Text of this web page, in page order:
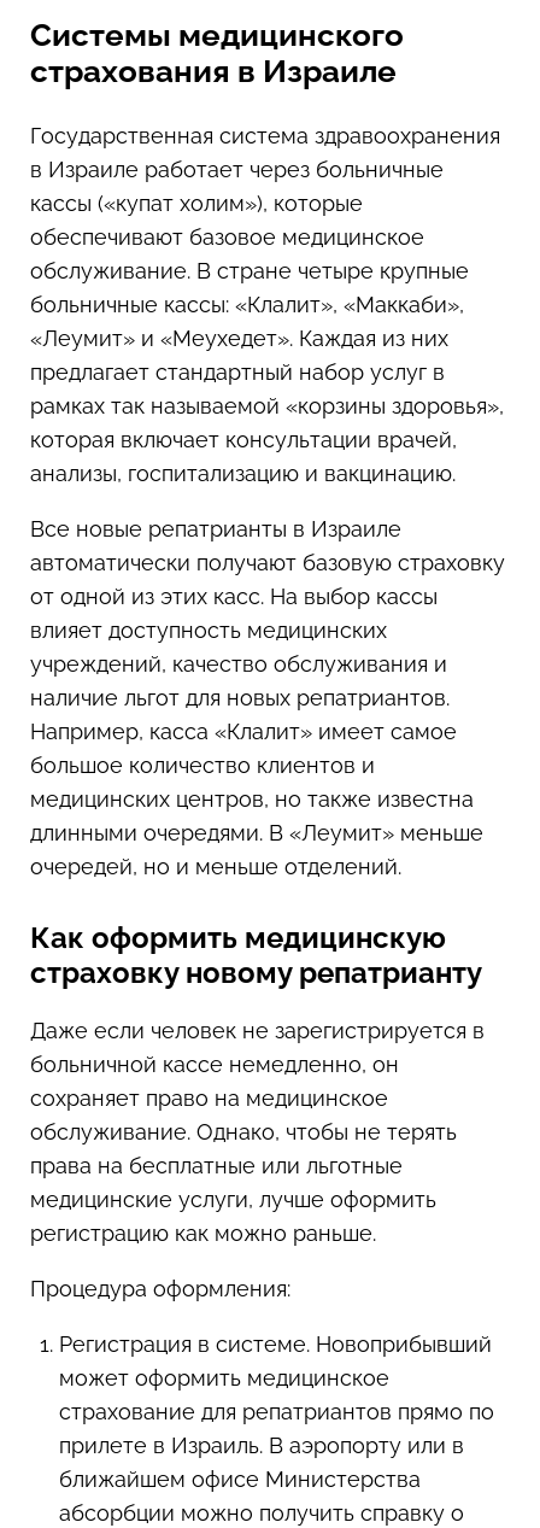
Системы медицинского
страхования в Израиле
Государственная система здравоохранения
в Израиле работает через больничные
кассы («купат холим»), которые
обеспечивают базовое медицинское
обслуживание. В стране четыре крупные
больничные кассы: «Клалит», «Маккаби»,
«Леумит» и «Меухедет». Каждая из них
предлагает стандартный набор услуг в
рамках так называемой «корзины здоровья»,
которая включает консультации врачей,
анализы, госпитализацию и вакцинацию.
Все новые репатрианты в Израиле
автоматически получают базовую страховку
от одной из этих касс. На выбор кассы
влияет доступность медицинских
учреждений, качество обслуживания и
наличие льгот для новых репатриантов.
Например, касса «Клалит» имеет самое
большое количество клиентов и
медицинских центров, но также известна
длинными очередями. В «Леумит» меньше
очередей, но и меньше отделений.
Как оформить медицинскую
страховку новому репатрианту
Даже если человек не зарегистрируется в
больничной кассе немедленно, он
сохраняет право на медицинское
обслуживание. Однако, чтобы не терять
права на бесплатные или льготные
медицинские услуги, лучше оформить
регистрацию как можно раньше.
Процедура оформления:
Регистрация в системе. Новоприбывший
может оформить медицинское
страхование для репатриантов прямо по
прилете в Израиль. В аэропорту или в
ближайшем офисе Министерства
абсорбции можно получить справку о